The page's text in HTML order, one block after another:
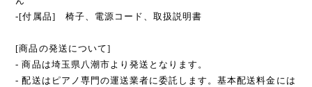
-[付属品] 椅子、電源コード、取扱説明書
[商品の発送について]
- 商品は埼玉県八潮市より発送となります。
- 配送はピアノ専門の運送業者に委託します。基本配送料金には